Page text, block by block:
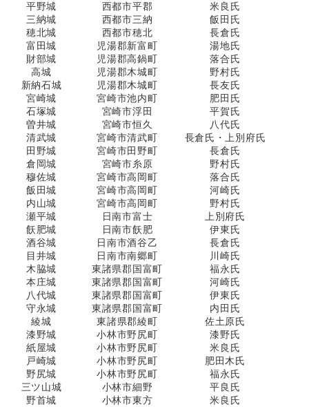
平野城
西都市平郡
米良氏
三納城
西都市三納
飯田氏
穂北城
西都市穂北
長倉氏
富田城
児湯郡新富町
湯地氏
財部城
児湯郡高鍋町
落合氏
高城
児湯郡木城町
野村氏
新納石城
児湯郡木城町
長友氏
宮崎城
宮崎市池内町
肥田氏
石塚城
宮崎市浮田
平賀氏
曽井城
宮崎市恒久
八代氏
清武城
宮崎市清武町
長倉氏・上別府氏
田野城
宮崎市田野町
長倉氏
倉岡城
宮崎市糸原
野村氏
穆佐城
宮崎市高岡町
落合氏
飯田城
宮崎市高岡町
河崎氏
内山城
宮崎市高岡町
野村氏
瀬平城
日南市富士
上別府氏
飫肥城
日南市飫肥
伊東氏
酒谷城
日南市酒谷乙
長倉氏
目井城
日南市南郷町
川崎氏
木脇城
東諸県郡国富町
福永氏
本庄城
東諸県郡国富町
河崎氏
八代城
東諸県郡国富町
伊東氏
守永城
東諸県郡国富町
内田氏
綾城
東諸県郡綾町
佐土原氏
漆野城
小林市野尻町
漆野氏
紙屋城
小林市野尻町
米良氏
戸崎城
小林市野尻町
肥田木氏
野尻城
小林市野尻町
福永氏
三ツ山城
小林市細野
平良氏
野首城
小林市東方
米良氏